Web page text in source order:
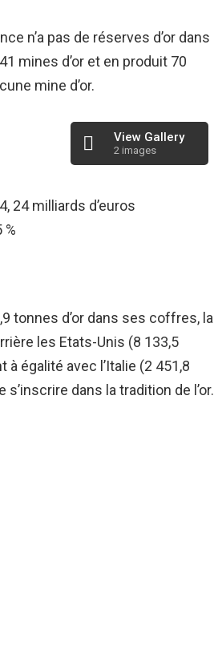
n’a pas de réserves d’or dans
mines d’or et en produit 70
mine d’or.
View Gallery
2 images
24 milliards d’euros
%
tonnes d’or dans ses coffres, la
les Etats-Unis (8 133,5
à égalité avec l’Italie (2 451,8
dans la tradition de l’or.